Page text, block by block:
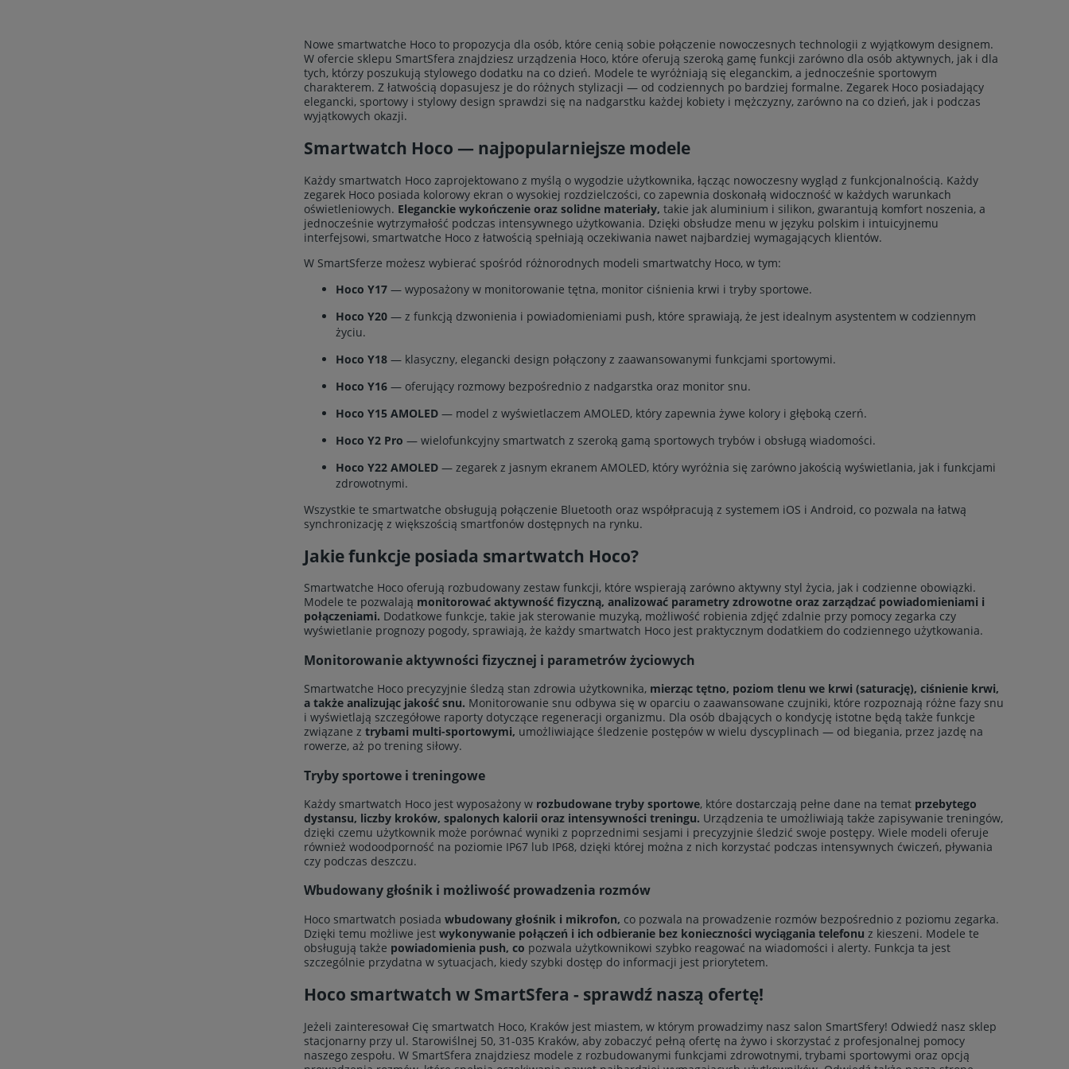
Nowe smartwatche Hoco to propozycja dla osób, które cenią sobie połączenie nowoczesnych technologii z wyjątkowym designem.
W ofercie sklepu SmartSfera znajdziesz urządzenia Hoco, które oferują szeroką gamę funkcji zarówno dla osób aktywnych, jak i dla
tych, którzy poszukują stylowego dodatku na co dzień. Modele te wyróżniają się eleganckim, a jednocześnie sportowym
charakterem. Z łatwością dopasujesz je do różnych stylizacji — od codziennych po bardziej formalne. Zegarek Hoco posiadający
elegancki, sportowy i stylowy design sprawdzi się na nadgarstku każdej kobiety i mężczyzny, zarówno na co dzień, jak i podczas
wyjątkowych okazji.
Smartwatch Hoco — najpopularniejsze modele
Każdy smartwatch Hoco zaprojektowano z myślą o wygodzie użytkownika, łącząc nowoczesny wygląd z funkcjonalnością. Każdy
zegarek Hoco posiada kolorowy ekran o wysokiej rozdzielczości, co zapewnia doskonałą widoczność w każdych warunkach
oświetleniowych. Eleganckie wykończenie oraz solidne materiały, takie jak aluminium i silikon, gwarantują komfort noszenia, a
jednocześnie wytrzymałość podczas intensywnego użytkowania. Dzięki obsłudze menu w języku polskim i intuicyjnemu
interfejsowi, smartwatche Hoco z łatwością spełniają oczekiwania nawet najbardziej wymagających klientów.
W SmartSferze możesz wybierać spośród różnorodnych modeli smartwatchy Hoco, w tym:
Hoco Y17 — wyposażony w monitorowanie tętna, monitor ciśnienia krwi i tryby sportowe.
Hoco Y20 — z funkcją dzwonienia i powiadomieniami push, które sprawiają, że jest idealnym asystentem w codziennym
życiu.
Hoco Y18 — klasyczny, elegancki design połączony z zaawansowanymi funkcjami sportowymi.
Hoco Y16 — oferujący rozmowy bezpośrednio z nadgarstka oraz monitor snu.
Hoco Y15 AMOLED — model z wyświetlaczem AMOLED, który zapewnia żywe kolory i głęboką czerń.
Hoco Y2 Pro — wielofunkcyjny smartwatch z szeroką gamą sportowych trybów i obsługą wiadomości.
Hoco Y22 AMOLED — zegarek z jasnym ekranem AMOLED, który wyróżnia się zarówno jakością wyświetlania, jak i funkcjami
zdrowotnymi.
Wszystkie te smartwatche obsługują połączenie Bluetooth oraz współpracują z systemem iOS i Android, co pozwala na łatwą
synchronizację z większością smartfonów dostępnych na rynku.
Jakie funkcje posiada smartwatch Hoco?
Smartwatche Hoco oferują rozbudowany zestaw funkcji, które wspierają zarówno aktywny styl życia, jak i codzienne obowiązki.
Modele te pozwalają monitorować aktywność fizyczną, analizować parametry zdrowotne oraz zarządzać powiadomieniami i
połączeniami. Dodatkowe funkcje, takie jak sterowanie muzyką, możliwość robienia zdjęć zdalnie przy pomocy zegarka czy
wyświetlanie prognozy pogody, sprawiają, że każdy smartwatch Hoco jest praktycznym dodatkiem do codziennego użytkowania.
Monitorowanie aktywności fizycznej i parametrów życiowych
Smartwatche Hoco precyzyjnie śledzą stan zdrowia użytkownika, mierząc tętno, poziom tlenu we krwi (saturację), ciśnienie krwi,
a także analizując jakość snu. Monitorowanie snu odbywa się w oparciu o zaawansowane czujniki, które rozpoznają różne fazy snu
i wyświetlają szczegółowe raporty dotyczące regeneracji organizmu. Dla osób dbających o kondycję istotne będą także funkcje
związane z trybami multi-sportowymi, umożliwiające śledzenie postępów w wielu dyscyplinach — od biegania, przez jazdę na
rowerze, aż po trening siłowy.
Tryby sportowe i treningowe
Każdy smartwatch Hoco jest wyposażony w rozbudowane tryby sportowe, które dostarczają pełne dane na temat przebytego
dystansu, liczby kroków, spalonych kalorii oraz intensywności treningu. Urządzenia te umożliwiają także zapisywanie treningów,
dzięki czemu użytkownik może porównać wyniki z poprzednimi sesjami i precyzyjnie śledzić swoje postępy. Wiele modeli oferuje
również wodoodporność na poziomie IP67 lub IP68, dzięki której można z nich korzystać podczas intensywnych ćwiczeń, pływania
czy podczas deszczu.
Wbudowany głośnik i możliwość prowadzenia rozmów
Hoco smartwatch posiada wbudowany głośnik i mikrofon, co pozwala na prowadzenie rozmów bezpośrednio z poziomu zegarka.
Dzięki temu możliwe jest wykonywanie połączeń i ich odbieranie bez konieczności wyciągania telefonu z kieszeni. Modele te
obsługują także powiadomienia push, co pozwala użytkownikowi szybko reagować na wiadomości i alerty. Funkcja ta jest
szczególnie przydatna w sytuacjach, kiedy szybki dostęp do informacji jest priorytetem.
Hoco smartwatch w SmartSfera - sprawdź naszą ofertę!
Jeżeli zainteresował Cię smartwatch Hoco, Kraków jest miastem, w którym prowadzimy nasz salon SmartSfery! Odwiedź nasz sklep
stacjonarny przy ul. Starowiślnej 50, 31-035 Kraków, aby zobaczyć pełną ofertę na żywo i skorzystać z profesjonalnej pomocy
naszego zespołu. W SmartSfera znajdziesz modele z rozbudowanymi funkcjami zdrowotnymi, trybami sportowymi oraz opcją